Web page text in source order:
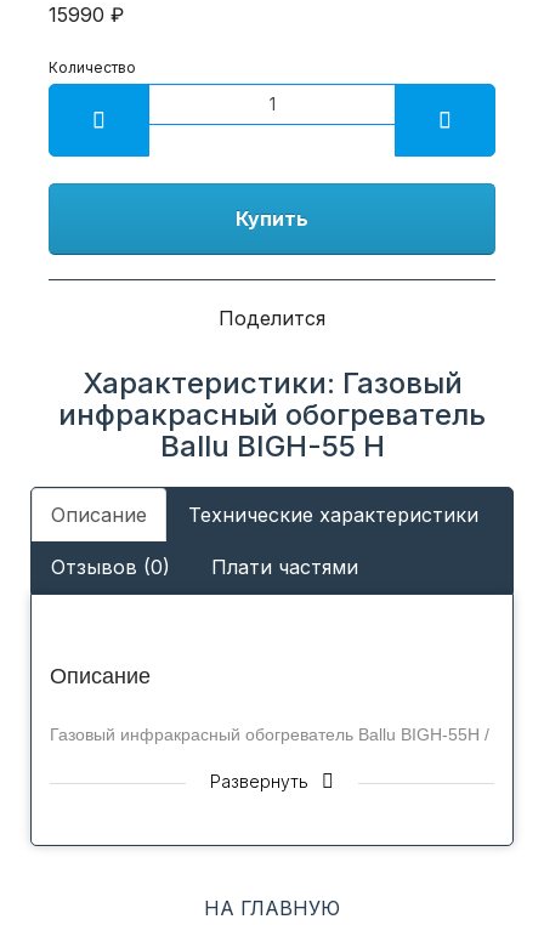
15990 ₽
Количество
Купить
Поделится
Характеристики: Газовый
инфракрасный обогреватель
Ballu BIGH-55 H
Описание Технические характеристики
Отзывов (0) Плати частями
Описание
Газовый инфракрасный обогреватель Ballu BIGH-55H /
рынке по цене и качеству, а каждый прибор проходит
работать как автономно, так и от электропитания, что
Развернуть
НА ГЛАВНУЮ